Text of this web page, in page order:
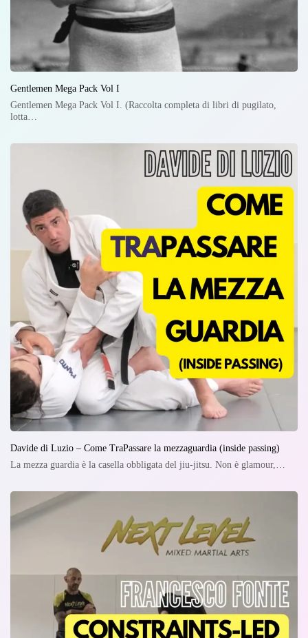
Gentlemen Mega Pack Vol I
Gentlemen Mega Pack Vol I. (Raccolta completa di libri di pugilato,
lotta…
Davide di Luzio – Come TraPassare la mezzaguardia (inside passing)
La mezza guardia è la casella obbligata del jiu-jitsu. Non è glamour,…